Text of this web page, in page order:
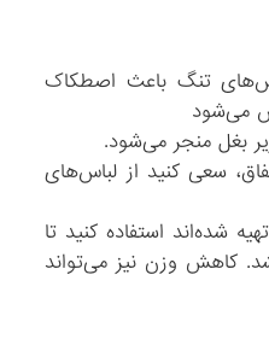
تنگ باعث اصطکاک
می‌شود
بغل منجر می‌شود.
سعی کنید از لباس‌های
شده‌اند استفاده کنید تا
کاهش وزن نیز می‌تواند